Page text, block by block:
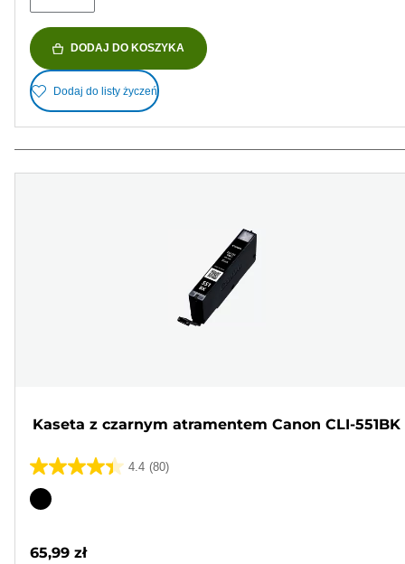
DODAJ DO KOSZYKA
Dodaj do listy życzeń
Kaseta z czarnym atramentem Canon CLI-551BK
4.4 (80)
4.4
na
Wkład
65,99 zł